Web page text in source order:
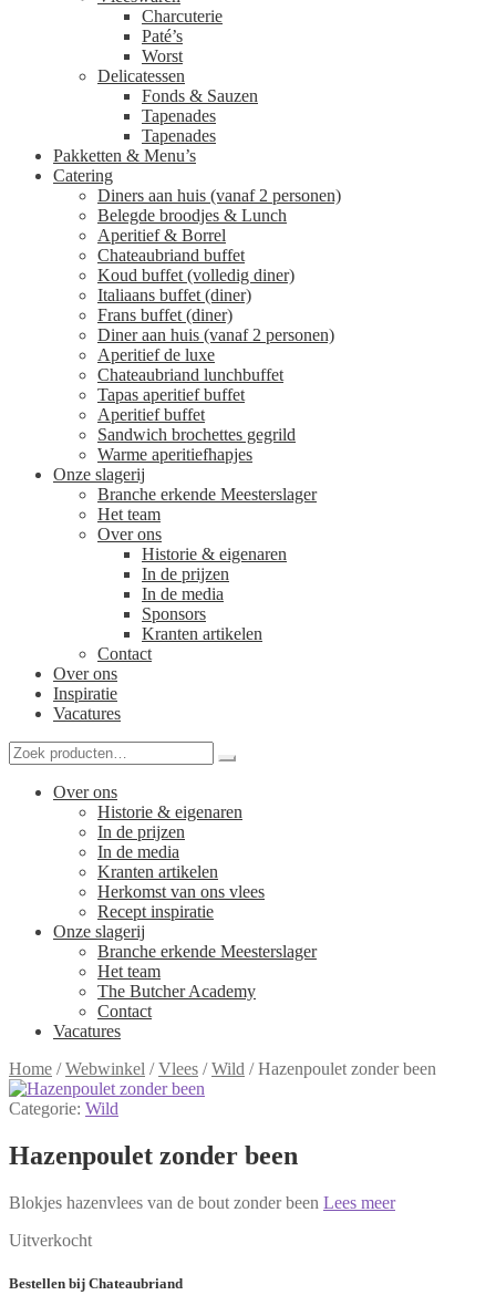
Charcuterie
Paté’s
Worst
Delicatessen
Fonds & Sauzen
Tapenades
Tapenades
Pakketten & Menu’s
Catering
Diners aan huis (vanaf 2 personen)
Belegde broodjes & Lunch
Aperitief & Borrel
Chateaubriand buffet
Koud buffet (volledig diner)
Italiaans buffet (diner)
Frans buffet (diner)
Diner aan huis (vanaf 2 personen)
Aperitief de luxe
Chateaubriand lunchbuffet
Tapas aperitief buffet
Aperitief buffet
Sandwich brochettes gegrild
Warme aperitiefhapjes
Onze slagerij
Branche erkende Meesterslager
Het team
Over ons
Historie & eigenaren
In de prijzen
In de media
Sponsors
Kranten artikelen
Contact
Over ons
Inspiratie
Vacatures
Over ons
Historie & eigenaren
In de prijzen
In de media
Kranten artikelen
Herkomst van ons vlees
Recept inspiratie
Onze slagerij
Branche erkende Meesterslager
Het team
The Butcher Academy
Contact
Vacatures
Home /Webwinkel /Vlees /Wild /Hazenpoulet zonder been
Categorie: Wild
Hazenpoulet zonder been
Blokjes hazenvlees van de bout zonder been Lees meer
Uitverkocht
Bestellen bij Chateaubriand